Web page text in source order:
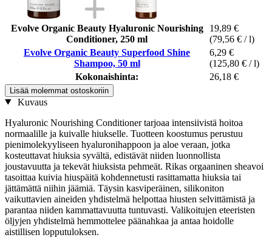
Evolve Organic Beauty Hyaluronic Nourishing
Conditioner, 250 ml
19,89 €
(79,56 € / l)
Evolve Organic Beauty Superfood Shine
Shampoo, 50 ml
6,29 €
(125,80 € / l)
Kokonaishinta:
26,18 €
Lisää molemmat ostoskoriin
Kuvaus
Hyaluronic Nourishing Conditioner tarjoaa intensiivistä hoitoa
normaalille ja kuivalle hiukselle. Tuotteen koostumus perustuu
pienimolekyyliseen hyaluronihappoon ja aloe veraan, jotka
kosteuttavat hiuksia syvältä, edistävät niiden luonnollista
joustavuutta ja tekevät hiuksista pehmeät. Rikas orgaaninen sheavoi
tasoittaa kuivia hiuspäitä kohdennetusti rasittamatta hiuksia tai
jättämättä niihin jäämiä. Täysin kasviperäinen, silikoniton
vaikuttavien aineiden yhdistelmä helpottaa hiusten selvittämistä ja
parantaa niiden kammattavuutta tuntuvasti. Valikoitujen eteeristen
öljyjen yhdistelmä hemmottelee päänahkaa ja antaa hoidolle
aistillisen lopputuloksen.